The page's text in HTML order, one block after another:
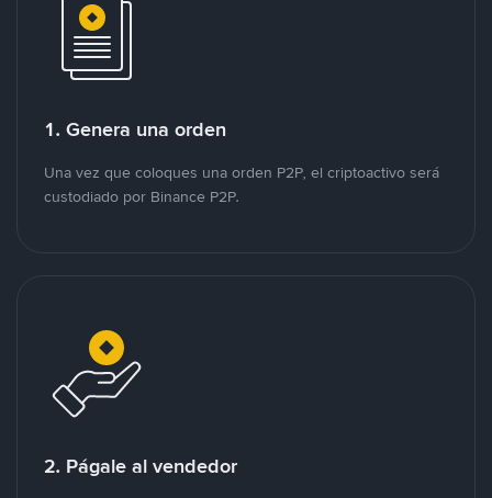
1. Genera una orden
Una vez que coloques una orden P2P, el criptoactivo será
custodiado por Binance P2P.
2. Págale al vendedor